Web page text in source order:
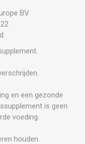
BV
en een gezonde
is geen
voeding.
houden.